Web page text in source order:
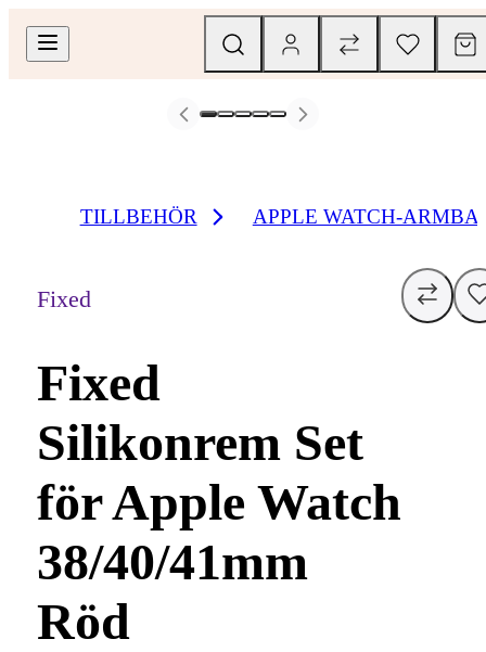
TILLBEHÖR APPLE WATCH-
Fixed
Fixed
Silikonrem Set
för Apple Watch
38/40/41mm
Röd